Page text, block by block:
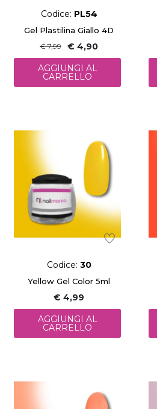
Codice: PL54
Gel Plastilina Giallo 4D
€ 7,99
€ 4,90
AGGIUNGI AL
CARRELLO
Codice: 30
Yellow Gel Color 5ml
€ 4,99
AGGIUNGI AL
CARRELLO